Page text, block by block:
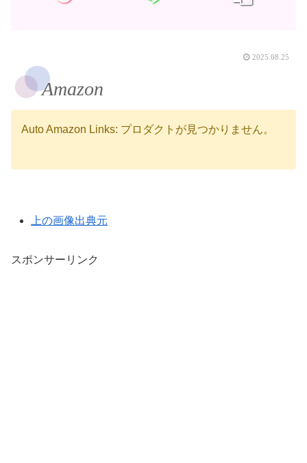
2025.08.25
Amazon
Auto Amazon Links: プロダクトが見つかりません。
上の画像出典元
スポンサーリンク